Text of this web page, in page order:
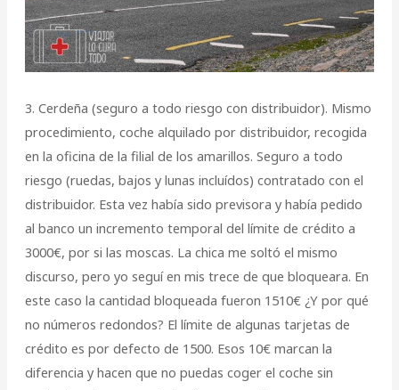
3. Cerdeña (seguro a todo riesgo con distribuidor). Mismo
procedimiento, coche alquilado por distribuidor, recogida
en la oficina de la filial de los amarillos. Seguro a todo
riesgo (ruedas, bajos y lunas incluídos) contratado con el
distribuidor. Esta vez había sido previsora y había pedido
al banco un incremento temporal del límite de crédito a
3000€, por si las moscas. La chica me soltó el mismo
discurso, pero yo seguí en mis trece de que bloqueara. En
este caso la cantidad bloqueada fueron 1510€ ¿Y por qué
no números redondos? El límite de algunas tarjetas de
crédito es por defecto de 1500. Esos 10€ marcan la
diferencia y hacen que no puedas coger el coche sin